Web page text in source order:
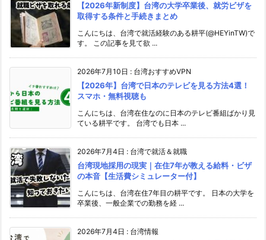
【2026年新制度】台湾の大学卒業後、就労ビザを
取得する条件と手続きまとめ
こんにちは、台湾で就活経験のある耕平(@HEYinTW)で
す。 この記事を見て欲 ...
2026年7月10日 : 台湾おすすめVPN
【2026年】台湾で日本のテレビを見る方法4選！
スマホ・無料視聴も
こんにちは、台湾在住なのに日本のテレビ番組ばかり見
ている耕平です。 台湾でも日本 ...
2026年7月4日 : 台湾で就活＆就職
台湾現地採用の現実｜在住7年が教える給料・ビザ
の本音【生活費シミュレーター付】
こんにちは、台湾在住7年目の耕平です。 日本の大学を
卒業後、一般企業での勤務を経 ...
2026年7月4日 : 台湾情報